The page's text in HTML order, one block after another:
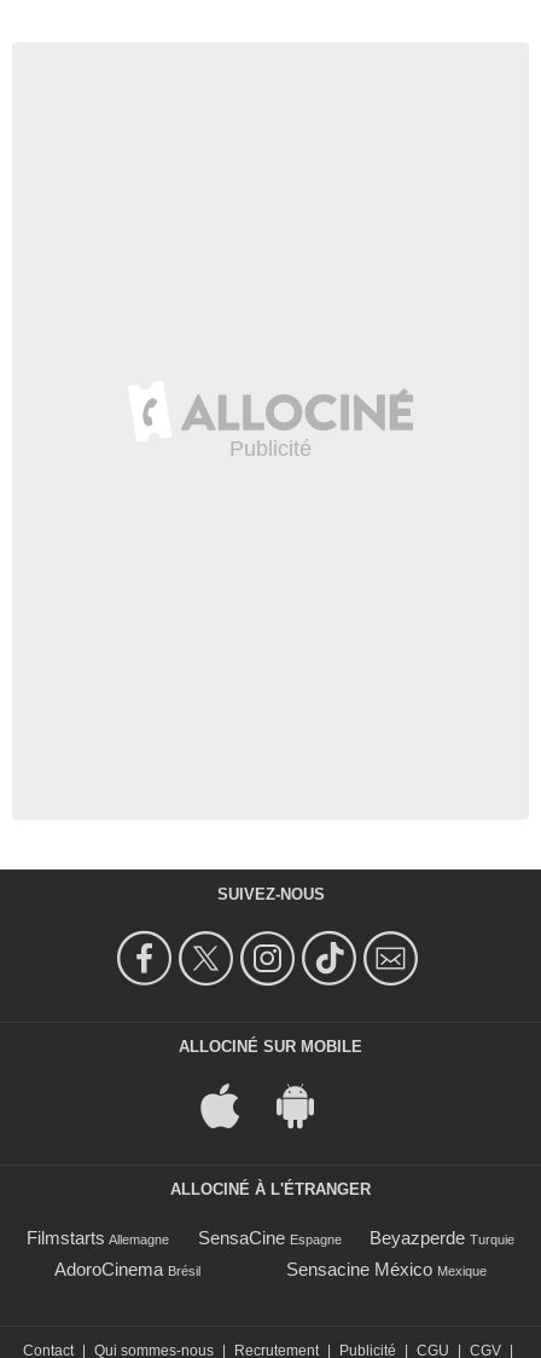
SUIVEZ-NOUS
ALLOCINÉ SUR MOBILE
ALLOCINÉ À L'ÉTRANGER
Filmstarts Allemagne SensaCine Espagne Beyazperde Turquie
AdoroCinema Brésil Sensacine México Mexique
Contact Qui sommes-nous Recrutement Publicité CGU CGV